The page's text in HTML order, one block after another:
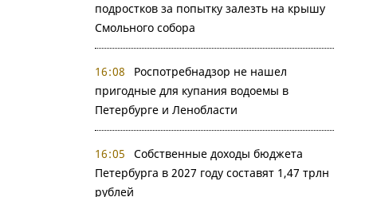
подростков за попытку залезть на крышу
Смольного собора
16:08
Роспотребнадзор не нашел
пригодные для купания водоемы в
Петербурге и Ленобласти
16:05
Собственные доходы бюджета
Петербурга в 2027 году составят 1,47 трлн
рублей